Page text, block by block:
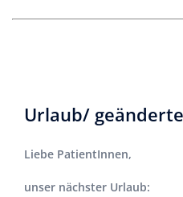
Urlaub/
Liebe PatientInnen,
unser nächster Urlaub: